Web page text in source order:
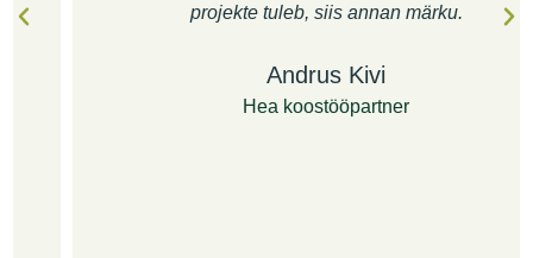
projekte tuleb, siis annan märku.
Andrus Kivi
Hea koostööpartner